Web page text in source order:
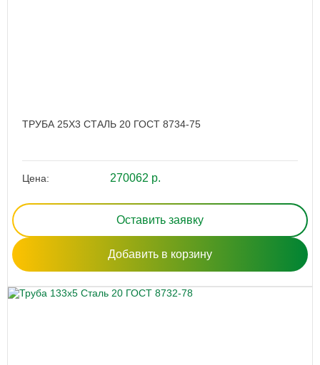
ТРУБА 25Х3 СТАЛЬ 20 ГОСТ 8734-75
Цена: 270062 р.
Оставить заявку
Добавить в корзину